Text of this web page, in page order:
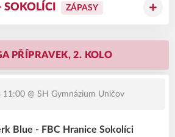
SOKOLÍCI ZÁPASY
PŘÍPRAVEK, 2. KOLO
11:00@ SH Gymnázium Uničov
Blue - FBC Hranice Sokolíci